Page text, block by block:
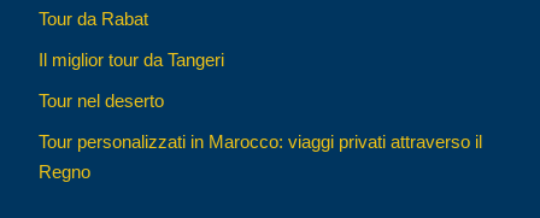
Tour da Rabat
Il miglior tour da Tangeri
Tour nel deserto
Tour personalizzati in Marocco: viaggi privati attraverso il
Regno